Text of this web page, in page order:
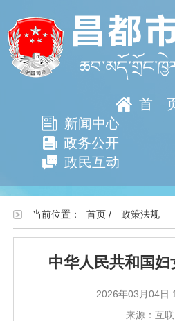
首
新闻中心
政务公开
政民互动
当前位置： 首页/ 政策法规
中华人民共和国
2026年03月04日
来源：互